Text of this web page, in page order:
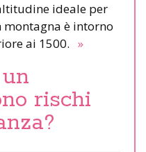
ideale per
montagna è intorno
ai 1500. »
rischi